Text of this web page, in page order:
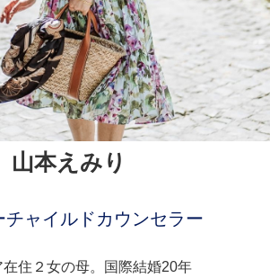
山本えみり
チャイルドカウンセラー
在住２女の母。国際結婚20年